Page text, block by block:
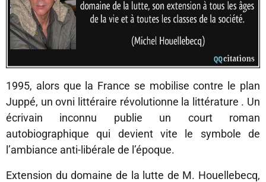
1995, alors que la France se mobilise contre le plan
Juppé, un ovni littéraire révolutionne la littérature . Un
écrivain inconnu publie un court roman
autobiographique qui devient vite le symbole de
l’ambiance anti-libérale de l’époque.
Extension du domaine de la lutte de M. Houellebecq,